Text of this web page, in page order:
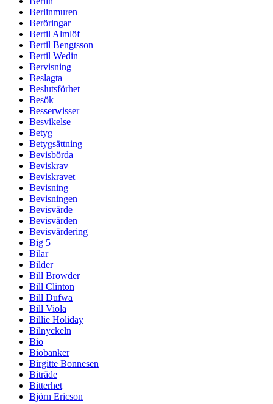
Berlinmuren
Beröringar
Bertil Almlöf
Bertil Bengtsson
Bertil Wedin
Bervisning
Beslagta
Beslutsförhet
Besök
Besserwisser
Besvikelse
Betyg
Betygsättning
Bevisbörda
Beviskrav
Beviskravet
Bevisning
Bevisningen
Bevisvärde
Bevisvärden
Bevisvärdering
Big 5
Bilar
Bilder
Bill Browder
Bill Clinton
Bill Dufwa
Bill Viola
Billie Holiday
Bilnyckeln
Bio
Biobanker
Birgitte Bonnesen
Biträde
Bitterhet
Björn Ericson